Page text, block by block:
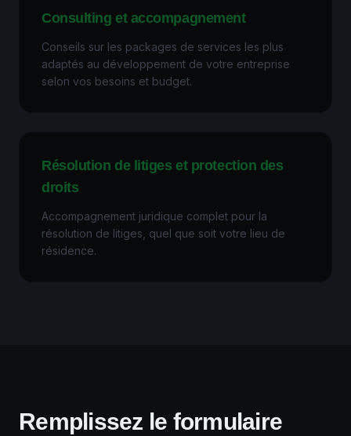
Consulting et accompagnement
Conseils sur les packages de services les plus
adaptés au développement de votre entreprise
selon vos besoins et budget.
Résolution de litiges et protection des
droits
Accompagnement juridique complet pour la
résolution de litiges, quel que soit votre lieu de
résidence.
Remplissez le formulaire